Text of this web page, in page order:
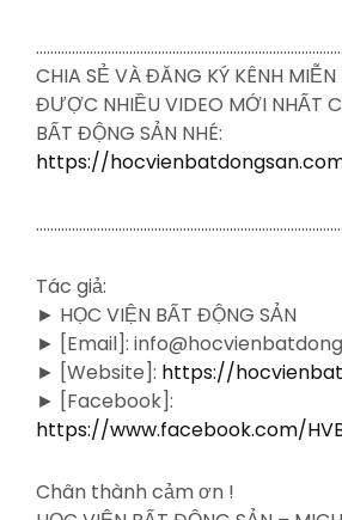
CHIA SẺ VÀ ĐĂNG KÝ KÊNH
ĐƯỢC NHIỀU VIDEO MỚI NHẤT
BẤT ĐỘNG SẢN NHÉ:
https://
Tác giả:
► HỌC VIỆN BẤT ĐỘNG SẢN
► [Email]:
► [Website]: https://
► [Facebook]:
https://www.facebook.com/
Chân thành cảm ơn !